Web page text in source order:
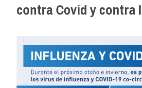
contra Covid y contra